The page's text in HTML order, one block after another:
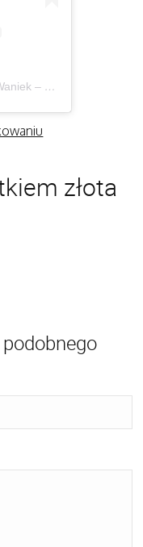
A post shared by Gosia Chruściel-Waniek – Biżuteria (@gosiawaniek)
złota